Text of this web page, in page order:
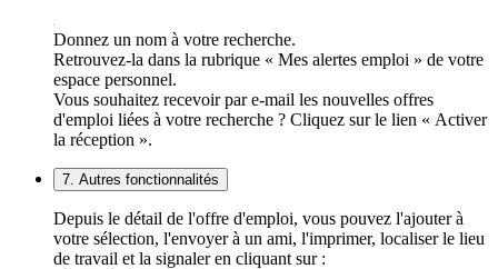
Donnez un nom à votre recherche.
Retrouvez-la dans la rubrique « Mes alertes emploi » de votre
espace personnel.
Vous souhaitez recevoir par e-mail les nouvelles offres
d'emploi liées à votre recherche ? Cliquez sur le lien « Activer
la réception ».
7. Autres fonctionnalités
Depuis le détail de l'offre d'emploi, vous pouvez l'ajouter à
votre sélection, l'envoyer à un ami, l'imprimer, localiser le lieu
de travail et la signaler en cliquant sur :